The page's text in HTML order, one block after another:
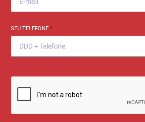
SEU TELEFONE*